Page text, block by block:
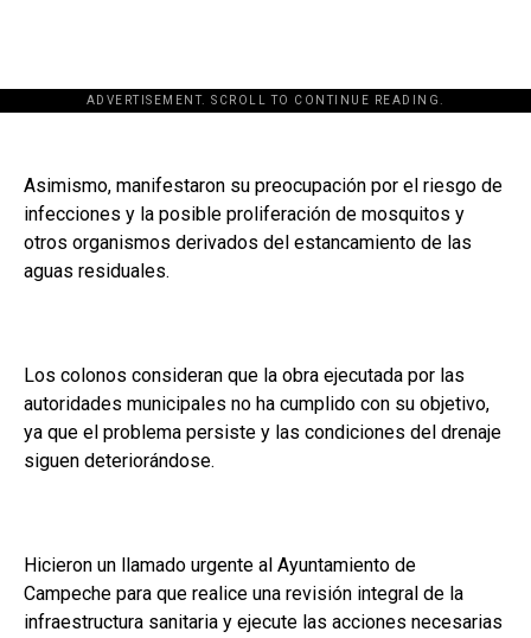
ADVERTISEMENT. SCROLL TO CONTINUE READING.
Asimismo, manifestaron su preocupación por el riesgo de
infecciones y la posible proliferación de mosquitos y
otros organismos derivados del estancamiento de las
aguas residuales.
Los colonos consideran que la obra ejecutada por las
autoridades municipales no ha cumplido con su objetivo,
ya que el problema persiste y las condiciones del drenaje
siguen deteriorándose.
Hicieron un llamado urgente al Ayuntamiento de
Campeche para que realice una revisión integral de la
infraestructura sanitaria y ejecute las acciones necesarias